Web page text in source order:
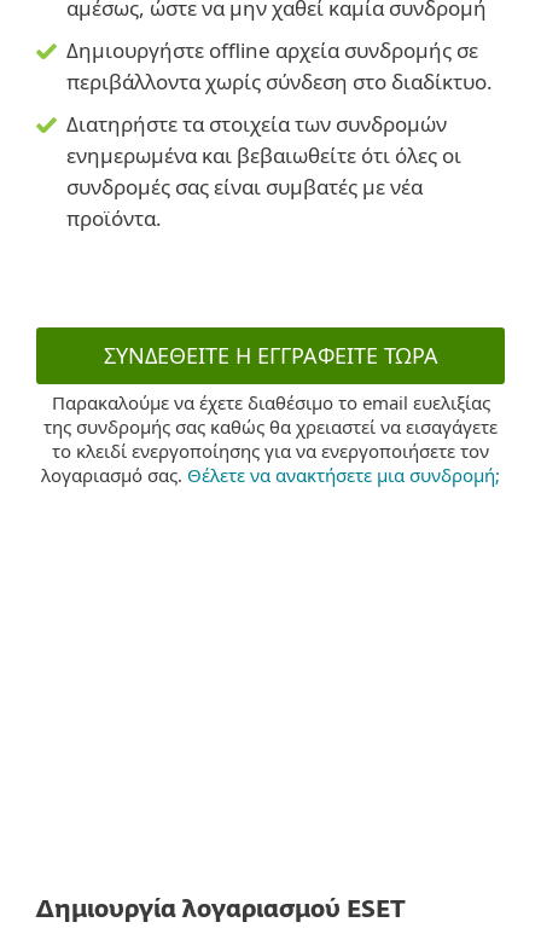
αμέσως, ώστε να μην χαθεί καμία συνδρομή
Δημιουργήστε offline αρχεία συνδρομής σε
περιβάλλοντα χωρίς σύνδεση στο διαδίκτυο.
Διατηρήστε τα στοιχεία των συνδρομών
ενημερωμένα και βεβαιωθείτε ότι όλες οι
συνδρομές σας είναι συμβατές με νέα
προϊόντα.
ΣΥΝΔΕΘΕΊΤΕ Η ΕΓΓΡΑΦΕΊΤΕ ΤΏΡΑ
Παρακαλούμε να έχετε διαθέσιμο το email ευελιξίας
της συνδρομής σας καθώς θα χρειαστεί να εισαγάγετε
το κλειδί ενεργοποίησης για να ενεργοποιήσετε τον
λογαριασμό σας. Θέλετε να ανακτήσετε μια συνδρομή;
Δημιουργία λογαριασμού ESET